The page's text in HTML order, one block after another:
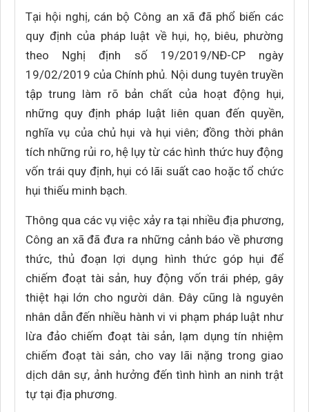
Tại hội nghị, cán bộ Công an xã đã phổ biến các
quy định của pháp luật về hụi, họ, biêu, phường
theo Nghị định số 19/2019/NĐ-CP ngày
19/02/2019 của Chính phủ. Nội dung tuyên truyền
tập trung làm rõ bản chất của hoạt động hụi,
những quy định pháp luật liên quan đến quyền,
nghĩa vụ của chủ hụi và hụi viên; đồng thời phân
tích những rủi ro, hệ lụy từ các hình thức huy động
vốn trái quy định, hụi có lãi suất cao hoặc tổ chức
hụi thiếu minh bạch.
Thông qua các vụ việc xảy ra tại nhiều địa phương,
Công an xã đã đưa ra những cảnh báo về phương
thức, thủ đoạn lợi dụng hình thức góp hụi để
chiếm đoạt tài sản, huy động vốn trái phép, gây
thiệt hại lớn cho người dân. Đây cũng là nguyên
nhân dẫn đến nhiều hành vi vi phạm pháp luật như
lừa đảo chiếm đoạt tài sản, lạm dụng tín nhiệm
chiếm đoạt tài sản, cho vay lãi nặng trong giao
dịch dân sự, ảnh hưởng đến tình hình an ninh trật
tự tại địa phương.